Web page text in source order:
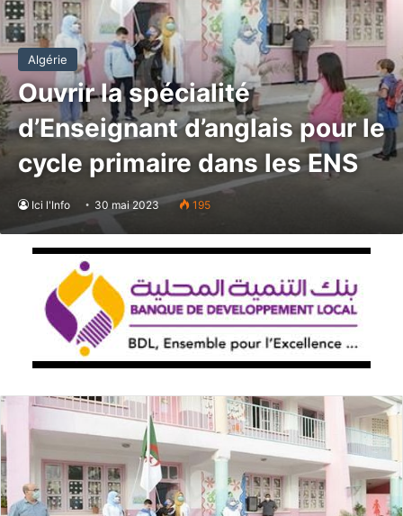
Algérie
Ouvrir la spécialité
d’Enseignant d’anglais pour le
cycle primaire dans les ENS
Ici l'Info 30 mai 2023 195